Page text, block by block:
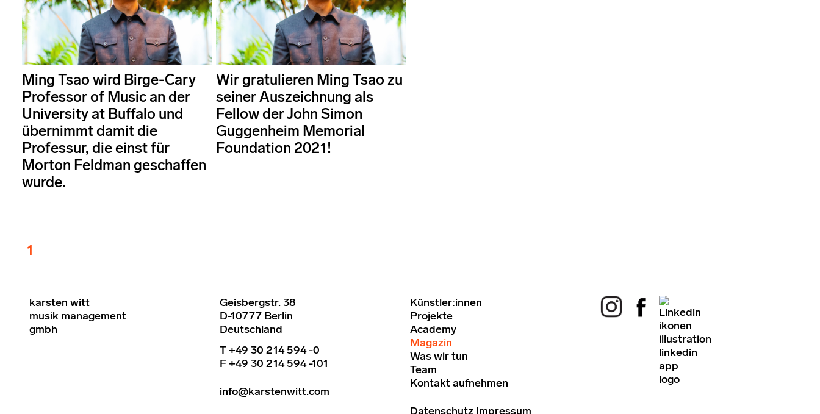
Ming Tsao wird Birge-Cary
Professor of Music an der
University at Buffalo und
übernimmt damit die
Professur, die einst für
Morton Feldman geschaffen
wurde.
Wir gratulieren Ming Tsao zu
seiner Auszeichnung als
Fellow der John Simon
Guggenheim Memorial
Foundation 2021!
1
karsten witt
musik management
gmbh
Geisbergstr. 38
D-10777 Berlin
Deutschland
T +49 30 214 594 -0
F +49 30 214 594 -101
info@karstenwitt.com
Künstler:innen
Projekte
Academy
Magazin
Was wir tun
Team
Kontakt aufnehmen
Datenschutz Impressum